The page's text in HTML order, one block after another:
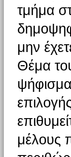
τμήμα
μην
Θέμα
μέλους